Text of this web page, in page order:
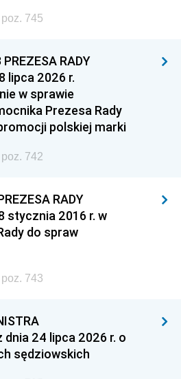
745
RADY
lipca 2026 r.
w sprawie
Prezesa Rady
polskiej marki
742
RADY
stycznia 2016 r. w
do spraw
743
dnia 24 lipca 2026 r. o
sędziowskich